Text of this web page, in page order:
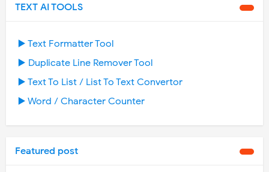
TEXT AI TOOLS
▶️ Text Formatter Tool
▶️ Duplicate Line Remover Tool
▶️ Text To List / List To Text Convertor
▶️ Word / Character Counter
Featured post